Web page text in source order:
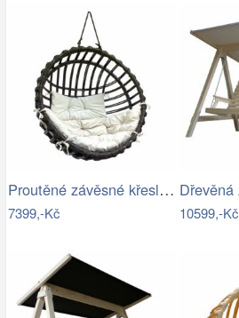
Proutěné závěsné křeslo Elis, hnědý rám…
7399,-Kč 10599,-Kč